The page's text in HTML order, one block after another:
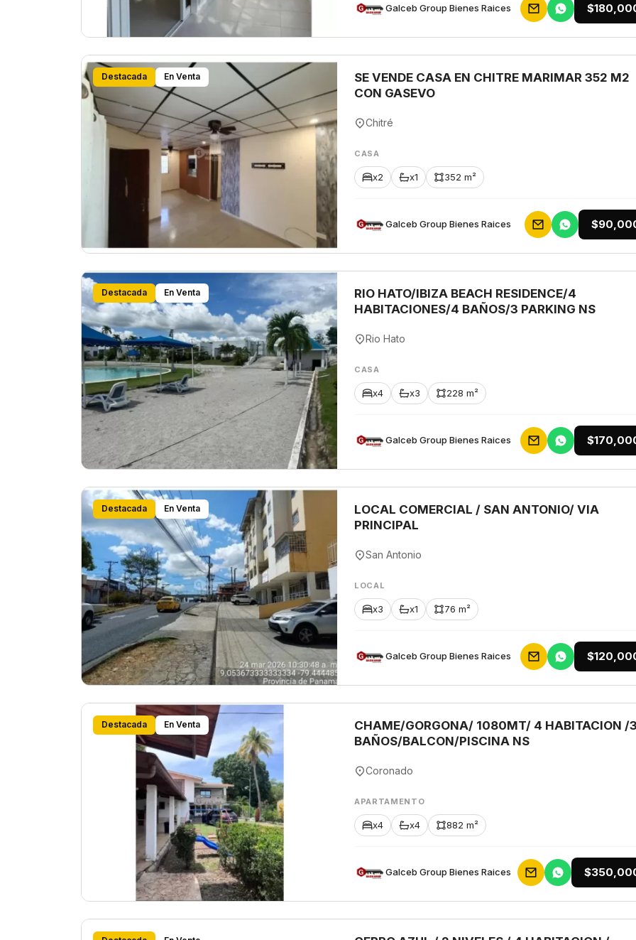
Galceb Group Bienes Raices
Destacada En Venta
SE VENDE CASA EN CHITRE MARIMAR 352 M2
CON GASEVO
Chitré
CASA
x2 x1 352 m²
Galceb Group Bienes Raices
Destacada En Venta
RIO HATO/IBIZA BEACH RESIDENCE/4
HABITACIONES/4 BAÑOS/3 PARKING NS
Rio Hato
CASA
x4 x3 228 m²
Galceb Group Bienes Raices
Destacada En Venta
LOCAL COMERCIAL / SAN ANTONIO/ VIA
PRINCIPAL
San Antonio
LOCAL
x3 x1 76 m²
Galceb Group Bienes Raices
Destacada En Venta
CHAME/GORGONA/ 1080MT/ 4 HABITACION /
BAÑOS/BALCON/PISCINA NS
Coronado
APARTAMENTO
x4 x4 882 m²
Galceb Group Bienes Raices